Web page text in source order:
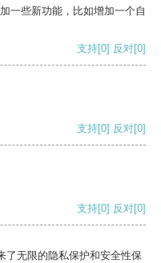
一些新功能，比如增加一个自
支持[0] 反对[0]
支持[0] 反对[0]
支持[0] 反对[0]
了无限的隐私保护和安全性保